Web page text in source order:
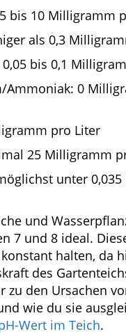
bis 10 Milligramm
als 0,3
0,05 bis 0,1
Ammoniak: 0
pro Liter
25 Milligramm
unter
und
7 und 8 ideal.
halten, da
des
zu den Ursachen
wie du sie
Wert im Teich.